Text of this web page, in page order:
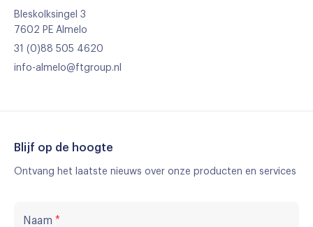
Bleskolksingel 3
7602 PE Almelo
31 (0)88 505 4620
info-almelo@ftgroup.nl
Blijf op de hoogte
Ontvang het laatste nieuws over onze producten en services
Naam *